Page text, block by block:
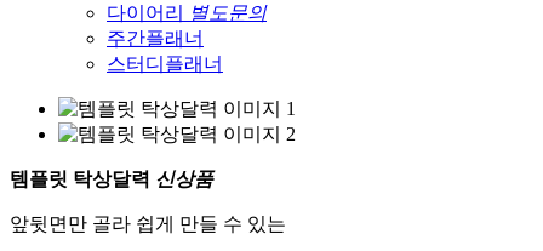
다이어리
별도문의
주간플래너
스터디플래너
템플릿 탁상달력 신상품
앞뒷면만 골라 쉽게 만들 수 있는